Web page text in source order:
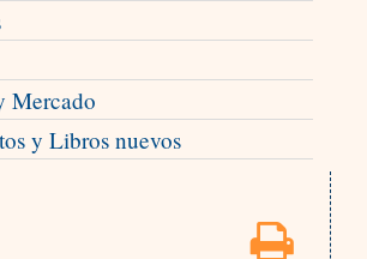
Mercado
y Libros nuevos